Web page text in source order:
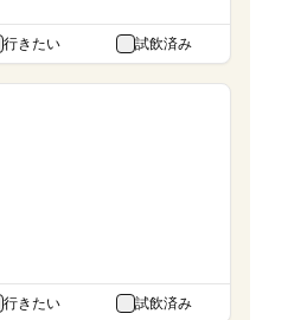
行きたい 試飲済み
行きたい 試飲済み